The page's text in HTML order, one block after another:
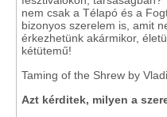
nem csak a Télapó és a
bizonyos szerelem is, amit
érkezhetünk akármikor,
kétütemű!
Taming of the Shrew by
Azt kérditek, milyen a